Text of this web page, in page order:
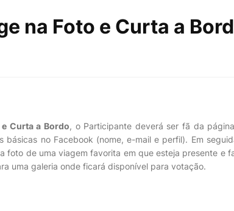
na Foto e Curta a
Curta a Bordo, o Participante deverá ser fã da
básicas no Facebook (nome, e-mail e perfil). Em
foto de uma viagem favorita em que esteja presente e
uma galeria onde ficará disponível para votação.